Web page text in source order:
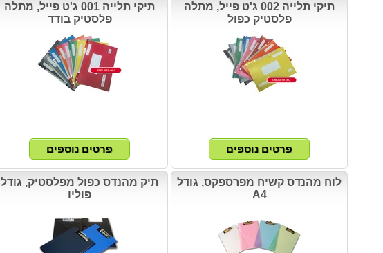
תיקי תלייה 002 ג'ט פייל, מתלה
פלסטיק כפול
תיקי תלייה 001 ג'ט פייל, מתלה
פלסטיק בודד
לוח מהנדס קשיח מפרספקס, גודל
A4
תיק מהנדס כפול מפלסטיק, גודל
פוליו